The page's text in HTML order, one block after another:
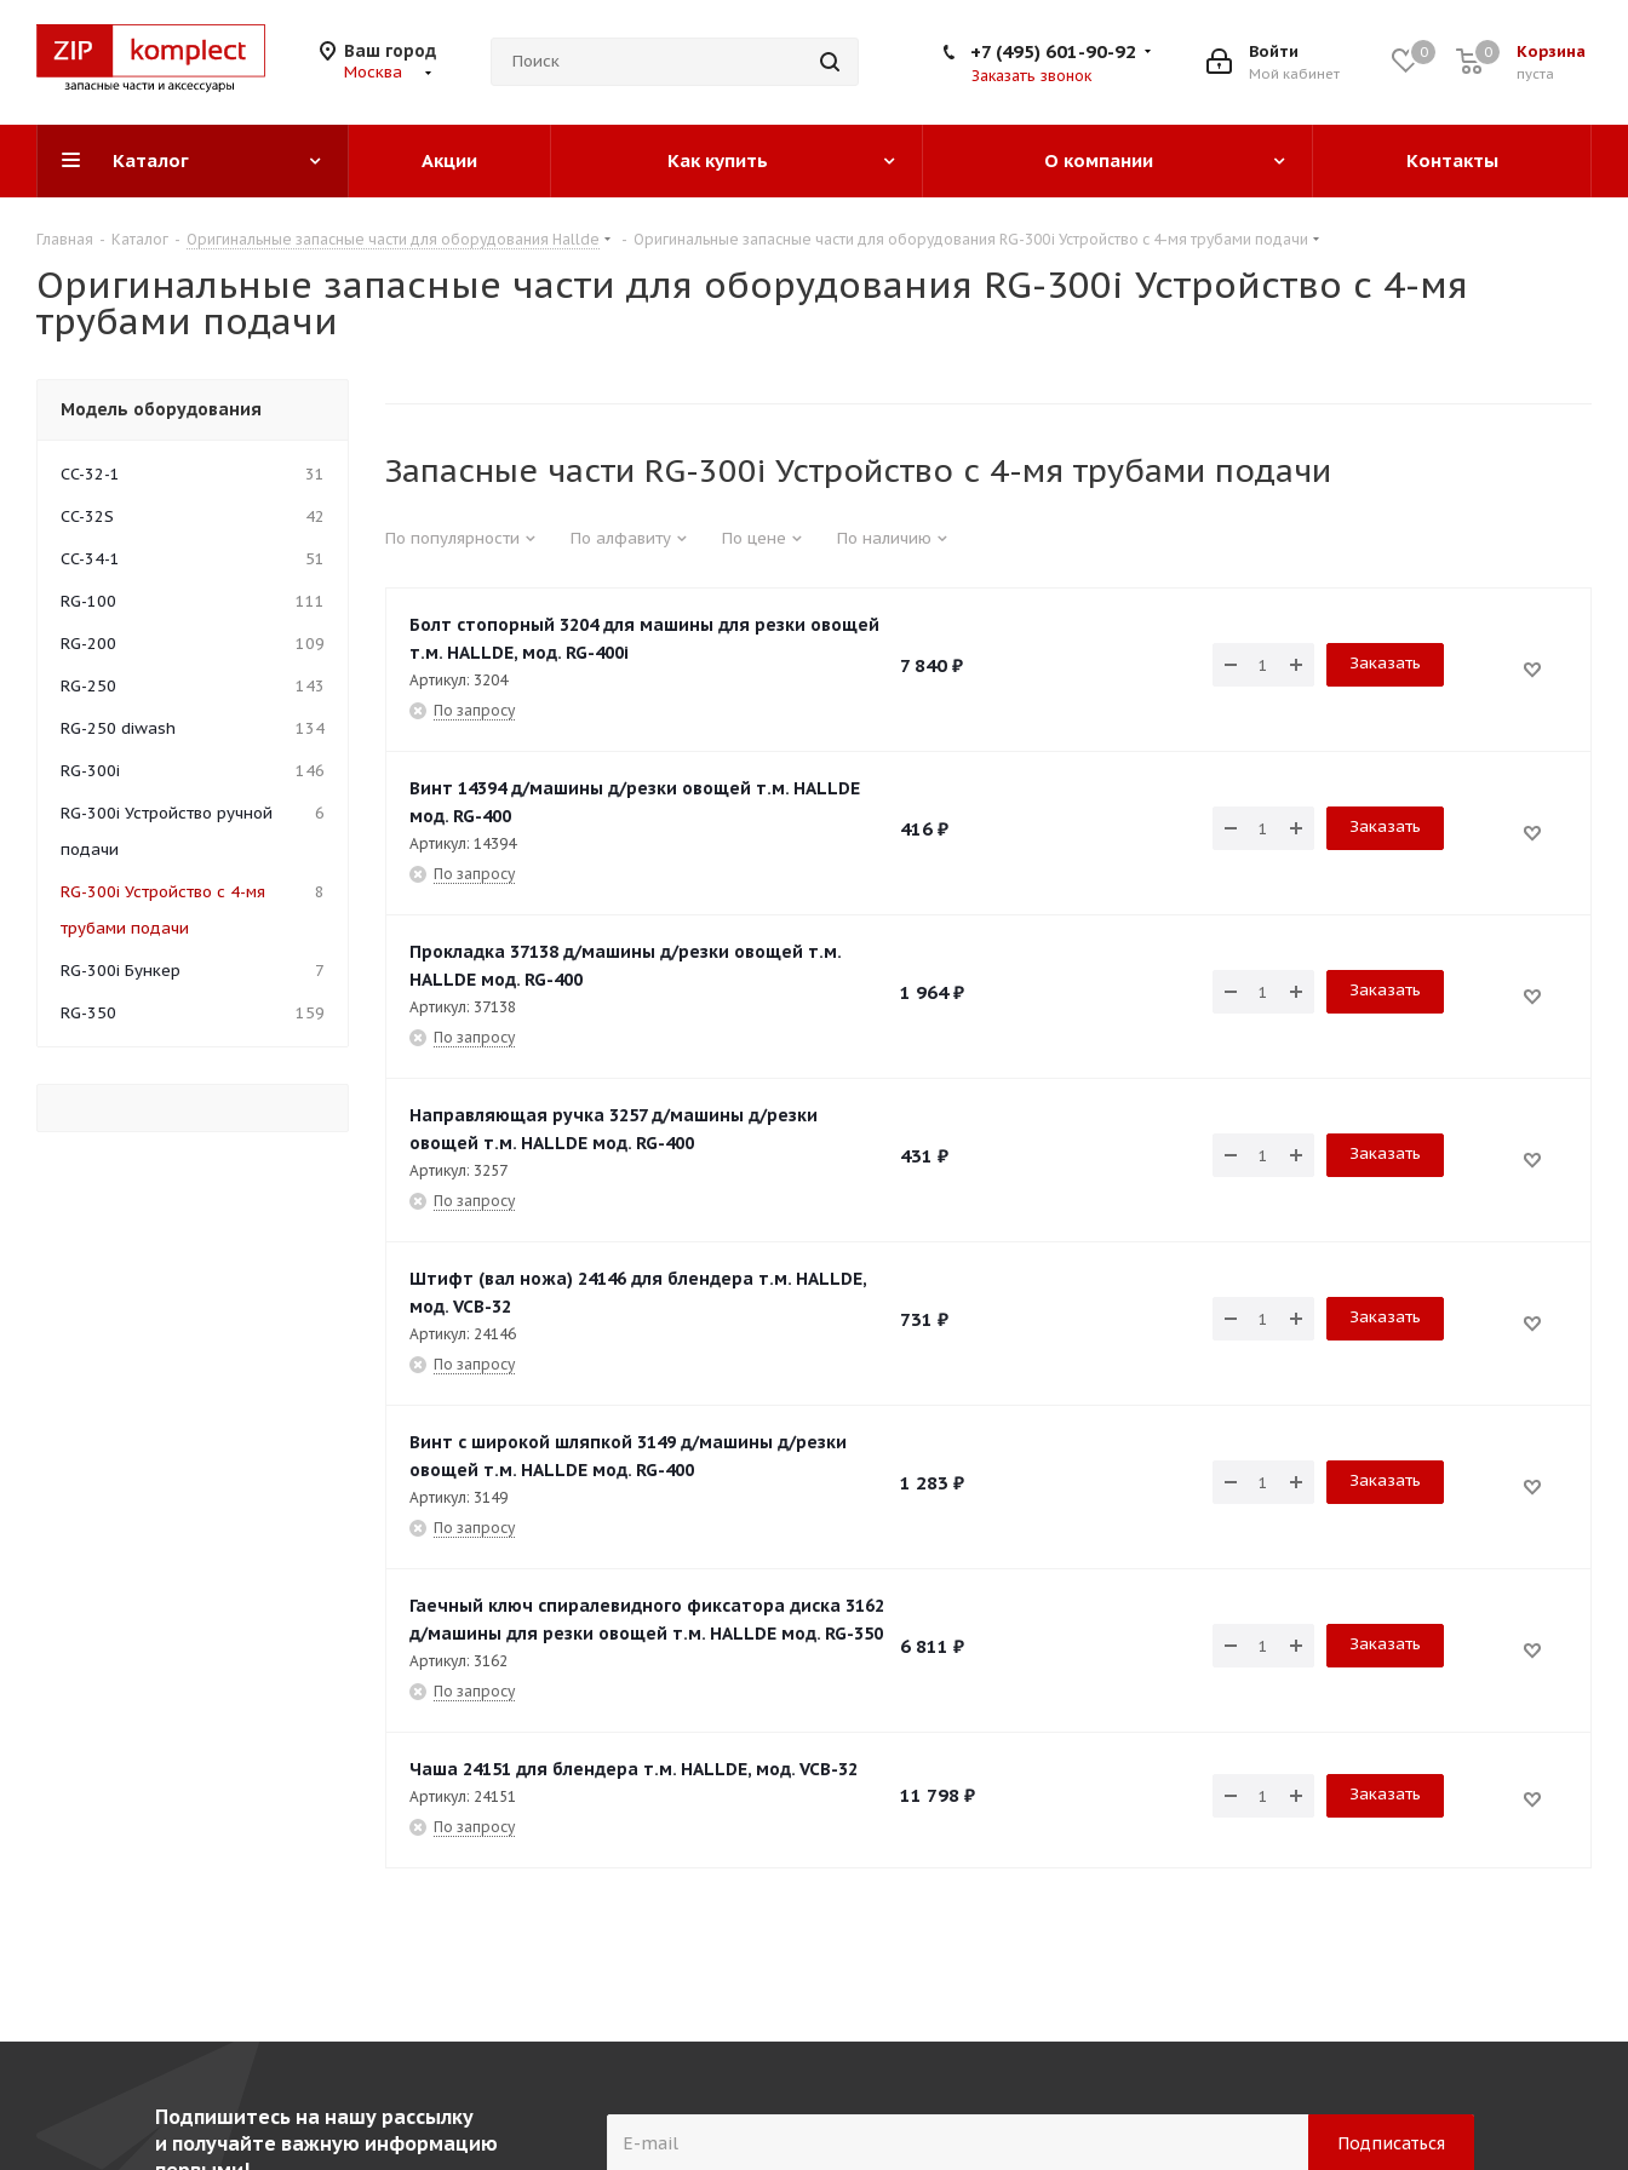
Ваш город
Москва
0 Корзина
0
пуста
0
Войти
Мой кабинет
+7 (495) 601-90-92
Заказать звонок
Каталог Акции Как купить О компании Контакты
Главная - Каталог - Оригинальные запасные части для оборудования Hallde - Оригинальные запасные части для оборудования RG-300i Устройство с 4-мя трубами подачи
Оригинальные запасные части для оборудования RG-300i Устройство с 4-мя
трубами подачи
Запасные части RG-300i Устройство с 4-мя трубами подачи
По популярности По алфавиту По цене По наличию
Болт стопорный 3204 для машины для резки овощей
т.м. HALLDE, мод. RG-400i
Артикул: 3204
По запросу
7 840 ₽ Заказать
Винт 14394 д/машины д/резки овощей т.м. HALLDE
мод. RG-400
Артикул: 14394
По запросу
416 ₽ Заказать
Прокладка 37138 д/машины д/резки овощей т.м.
HALLDE мод. RG-400
Артикул: 37138
По запросу
1 964₽ Заказать
Направляющая ручка 3257 д/машины д/резки
овощей т.м. HALLDE мод. RG-400
Артикул: 3257
По запросу
431 ₽ Заказать
Штифт (вал ножа) 24146 для блендера т.м. HALLDE,
мод. VCB-32
Артикул: 24146
По запросу
731 ₽ Заказать
Винт с широкой шляпкой 3149 д/машины д/резки
овощей т.м. HALLDE мод. RG-400
Артикул: 3149
По запросу
1 283 ₽ Заказать
Гаечный ключ спиралевидного фиксатора диска 3162
д/машины для резки овощей т.м. HALLDE мод. RG-350
Артикул: 3162
По запросу
6 811 ₽ Заказать
Чаша 24151 для блендера т.м. HALLDE, мод. VCB-32
Артикул: 24151
По запросу
11 798 ₽ Заказать
Модель оборудования
CC-32-1 31
CC-32S 42
CC-34-1 51
RG-100 111
RG-200 109
RG-250 143
RG-250 diwash 134
RG-300i 146
RG-300i Устройство ручной
подачи
6
RG-300i Устройство с 4-мя
трубами подачи
8
RG-300i Бункер 7
RG-350 159
50
Подпишитесь на нашу рассылку
и получайте важную информацию